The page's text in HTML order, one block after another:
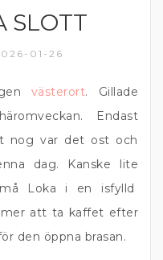
SLOTT
01-26
västerort. Gillade
Endast
nog var det ost och
dag. Kanske lite
Loka i en isfylld
mer att ta kaffet efter
den öppna brasan.